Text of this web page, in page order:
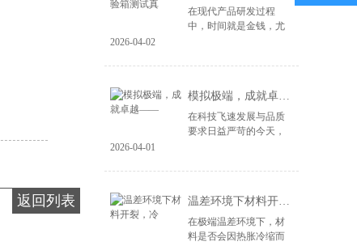
返回列表
在现代产品研发过程
中，时间就是金钱，尤
的产品成为企业成功的
作为一种重要的测试...
2026-04-02
模拟极端，成就卓越——
在科技飞速发展与品质
要求日益严苛的今天，
造，更在于其能否经受
环境的严峻考验。...
2026-04-01
温差环境下材料开裂，冷
在极端温差环境下，材
料是否会因热胀冷缩而